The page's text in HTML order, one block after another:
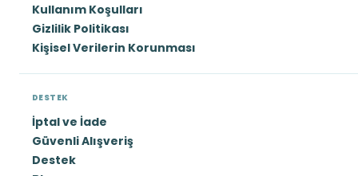
Kullanım Koşulları
Gizlilik Politikası
Kişisel Verilerin Korunması
DESTEK
İptal ve İade
Güvenli Alışveriş
Destek